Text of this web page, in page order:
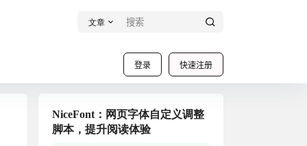
文章
登录 快速注册
NiceFont：网页字体自定义调整
脚本，提升阅读体验